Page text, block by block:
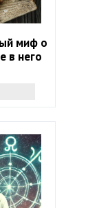
миф о
в него